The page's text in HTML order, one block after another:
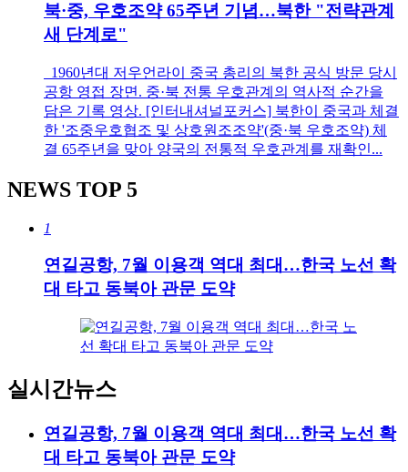
북·중, 우호조약 65주년 기념…북한 "전략관계
새 단계로"
1960년대 저우언라이 중국 총리의 북한 공식 방문 당시
공항 영접 장면. 중·북 전통 우호관계의 역사적 순간을
담은 기록 영상. [인터내셔널포커스] 북한이 중국과 체결
한 '조중우호협조 및 상호원조조약'(중·북 우호조약) 체
결 65주년을 맞아 양국의 전통적 우호관계를 재확인...
NEWS TOP 5
1
연길공항, 7월 이용객 역대 최대…한국 노선 확
대 타고 동북아 관문 도약
실시간뉴스
연길공항, 7월 이용객 역대 최대…한국 노선 확
대 타고 동북아 관문 도약